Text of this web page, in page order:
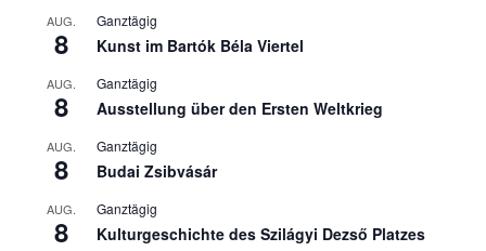
AUG.
8
Ganztägig
Kunst im Bartók Béla Viertel
AUG.
8
Ganztägig
Ausstellung über den Ersten Weltkrieg
AUG.
8
Ganztägig
Budai Zsibvásár
AUG.
8
Ganztägig
Kulturgeschichte des Szilágyi Dezső Platzes